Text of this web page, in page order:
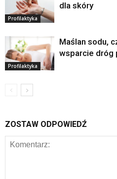
Profilaktyka
dla skóry
Profilaktyka
Maślan sodu,
wsparcie dróg
ZOSTAW ODPOWIEDŹ